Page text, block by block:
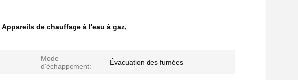
Appareils de chauffage à l'eau à gaz,
Mode
d'échappement:
Évacuation des fumées